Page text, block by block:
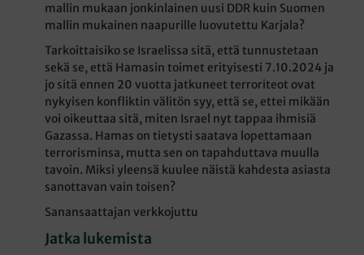
mallin mukaan jonkinlainen uusi DDR kuin Suomen
mallin mukainen naapurille luovutettu Karjala?
Tarkoittaisiko se Israelissa sitä, että tunnustetaan
sekä se, että Hamasin toimet erityisesti 7.10.2024 ja
jo sitä ennen 20 vuotta jatkuneet terroriteot ovat
nykyisen konfliktin välitön syy, että se, ettei mikään
voi oikeuttaa sitä, miten Israel nyt tappaa ihmisiä
Gazassa. Hamas on tietysti saatava lopettamaan
terrorisminsa, mutta sen on tapahduttava muulla
tavoin. Miksi yleensä kuulee näistä kahdesta asiasta
sanottavan vain toisen?
Sanansaattajan verkkojuttu
Jatka lukemista